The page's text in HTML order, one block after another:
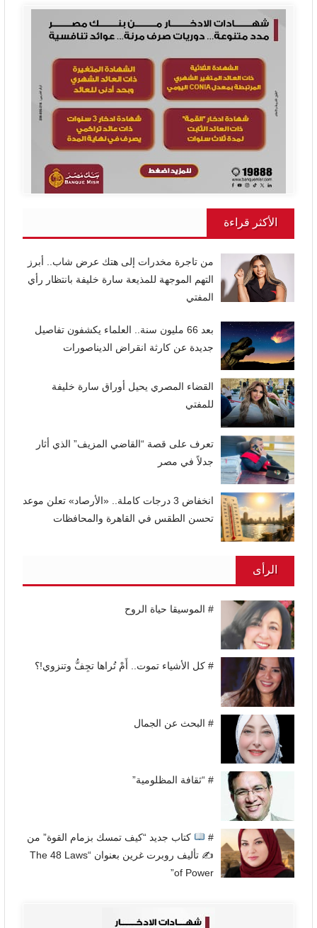
الأكثر قراءة
من تاجرة مخدرات إلى هتك عرض شاب.. أبرز
التهم الموجهة للمذيعة سارة خليفة بانتظار رأي
المفتي
بعد 66 مليون سنة.. العلماء يكشفون تفاصيل
جديدة عن كارثة انقراض الديناصورات
القضاء المصري يحيل أوراق سارة خليفة
للمفتي
تعرف على قصة “القاضي المزيف” الذي أثار
جدلاً في مصر
انخفاض 3 درجات كاملة.. «الأرصاد» تعلن موعد
تحسن الطقس في القاهرة والمحافظات
الرأى
# الموسيقا حياة الروح
# كل الأشياء تموت.. أَمْ تُراها تجِفُّ وتنزوي!؟
# البحث عن الجمال
# “ثقافة المظلومية”
#
كتاب جديد “كيف تمسك بزمام القوة” من
✍
تأليف روبرت غرين بعنوان “The 48 Laws
of Power”